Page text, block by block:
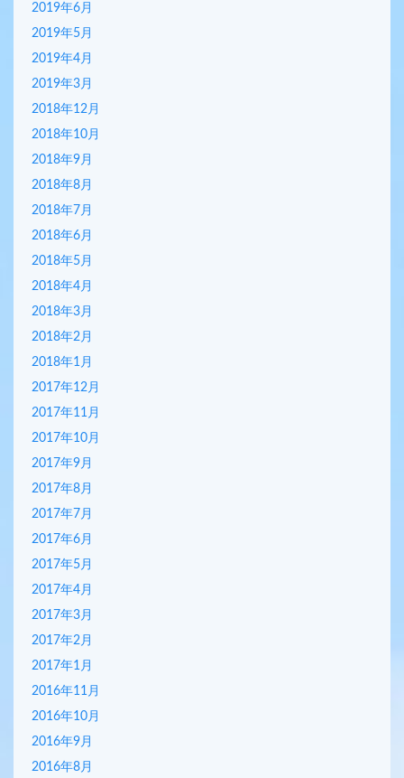
2019年6月
2019年5月
2019年4月
2019年3月
2018年12月
2018年10月
2018年9月
2018年8月
2018年7月
2018年6月
2018年5月
2018年4月
2018年3月
2018年2月
2018年1月
2017年12月
2017年11月
2017年10月
2017年9月
2017年8月
2017年7月
2017年6月
2017年5月
2017年4月
2017年3月
2017年2月
2017年1月
2016年11月
2016年10月
2016年9月
2016年8月